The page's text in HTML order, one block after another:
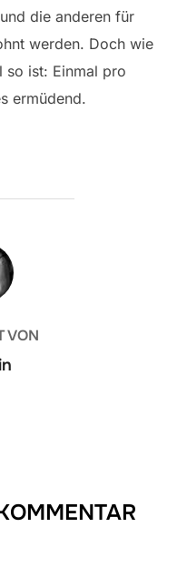
die anderen für
werden. Doch wie
so ist: Einmal pro
ermüdend.
VON